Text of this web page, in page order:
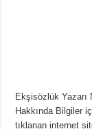
Ekşisözlük
Hakkında Bilgiler
tıklanan internet